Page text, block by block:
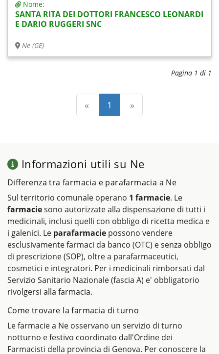
Nome:
SANTA RITA DEI DOTTORI FRANCESCO LEONARDI
E DARIO RUGGERI SNC
Ne (GE)
Pagina 1 di 1
« Precedente
1 (current)
»
Informazioni utili su Ne
Differenza tra farmacia e parafarmacia a Ne
Sul territorio comunale operano 1 farmacie. Le
farmaciesono autorizzate alla dispensazione di tutti i
medicinali, inclusi quelli con obbligo di ricetta medica e
i galenici. Le parafarmacie possono vendere
esclusivamente farmaci da banco (OTC) e senza obbligo
di prescrizione (SOP), oltre a parafarmaceutici,
cosmetici e integratori. Per i medicinali rimborsati dal
Servizio Sanitario Nazionale (fascia A) e' obbligatorio
rivolgersi alla farmacia.
Come trovare la farmacia di turno
Le farmacie a Ne osservano un servizio di turno
notturno e festivo coordinato dall'Ordine dei
Farmacisti della provincia di Genova. Per conoscere la